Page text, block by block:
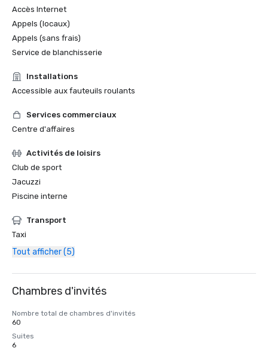
Accès Internet
Appels (locaux)
Appels (sans frais)
Service de blanchisserie
Installations
Accessible aux fauteuils roulants
Services commerciaux
Centre d'affaires
Activités de loisirs
Club de sport
Jacuzzi
Piscine interne
Transport
Taxi
Tout afficher (5)
Chambres d'invités
Nombre total de chambres d'invités
60
Suites
6